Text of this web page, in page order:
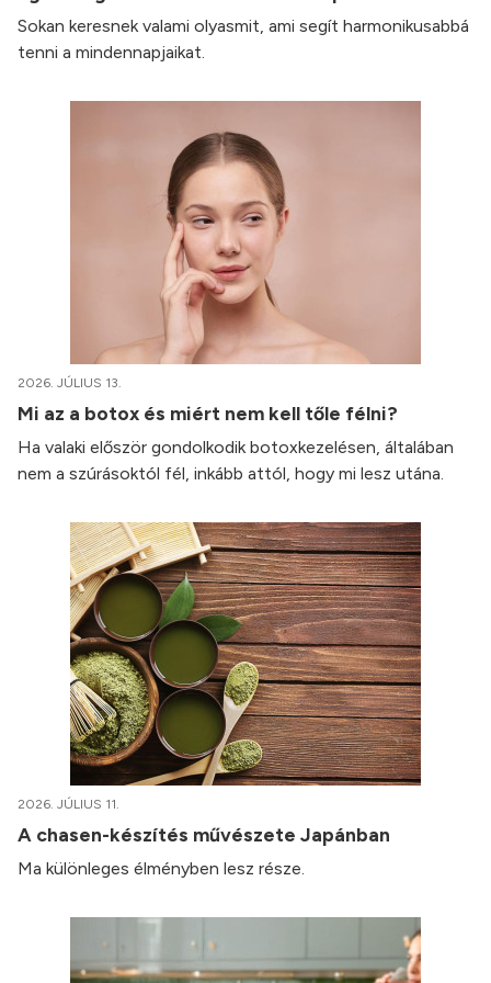
Sokan keresnek valami olyasmit, ami segít harmonikusabbá
tenni a mindennapjaikat.
2026. JÚLIUS 13.
Mi az a botox és miért nem kell tőle félni?
Ha valaki először gondolkodik botoxkezelésen, általában
nem a szúrásoktól fél, inkább attól, hogy mi lesz utána.
2026. JÚLIUS 11.
A chasen-készítés művészete Japánban
Ma különleges élményben lesz része.